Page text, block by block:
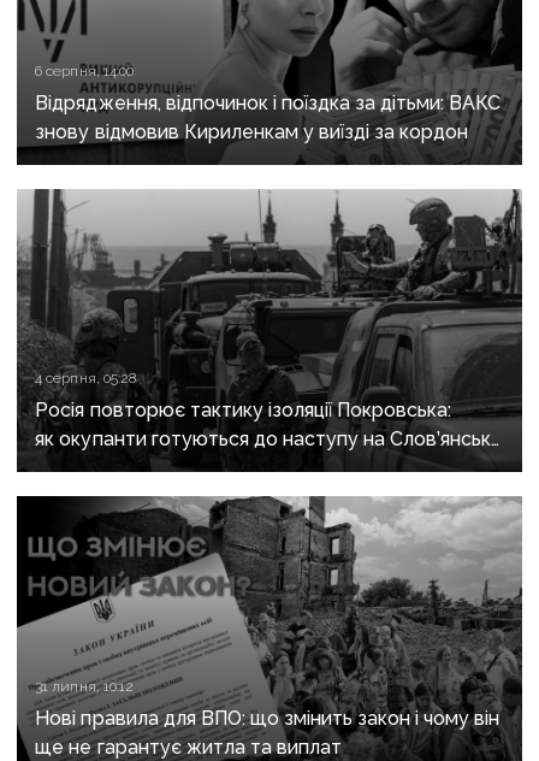
6 серпня, 14:00
Відрядження, відпочинок і поїздка за дітьми: ВАКС
знову відмовив Кириленкам у виїзді за кордон
4 серпня, 05:28
Росія повторює тактику ізоляції Покровська:
як окупанти готуються до наступу на Слов’янськ і
Краматорськ
31 липня, 10:12
Нові правила для ВПО: що змінить закон і чому він
ще не гарантує житла та виплат